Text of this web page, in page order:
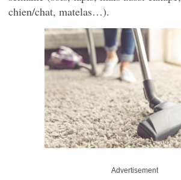
chien/chat, matelas…).
Advertisement